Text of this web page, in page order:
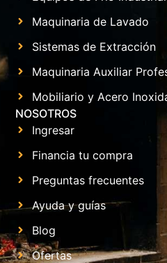
Maquinaria de Lavado
Sistemas de Extracción
Maquinaria Auxiliar
Mobiliario y Acero
NOSOTROS
Ingresar
Financia tu compra
Preguntas frecuentes
Ayuda y guías
Blog
Ofertas